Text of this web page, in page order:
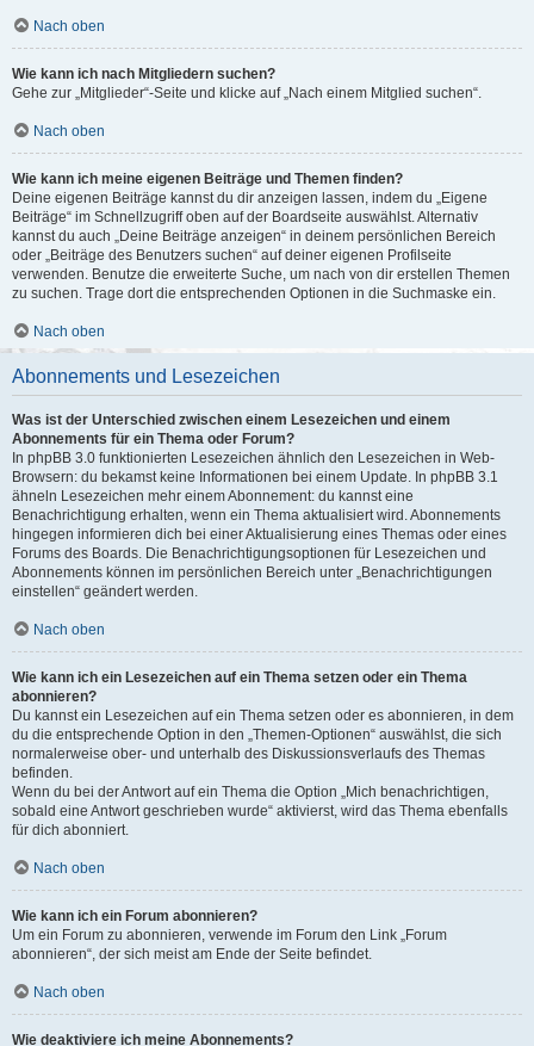
Nach oben
Wie kann ich nach Mitgliedern suchen?
Gehe zur „Mitglieder“-Seite und klicke auf „Nach einem Mitglied suchen“.
Nach oben
Wie kann ich meine eigenen Beiträge und Themen finden?
Deine eigenen Beiträge kannst du dir anzeigen lassen, indem du „Eigene
Beiträge“ im Schnellzugriff oben auf der Boardseite auswählst. Alternativ
kannst du auch „Deine Beiträge anzeigen“ in deinem persönlichen Bereich
oder „Beiträge des Benutzers suchen“ auf deiner eigenen Profilseite
verwenden. Benutze die erweiterte Suche, um nach von dir erstellen Themen
zu suchen. Trage dort die entsprechenden Optionen in die Suchmaske ein.
Nach oben
Abonnements und Lesezeichen
Was ist der Unterschied zwischen einem Lesezeichen und einem
Abonnements für ein Thema oder Forum?
In phpBB 3.0 funktionierten Lesezeichen ähnlich den Lesezeichen in Web-
Browsern: du bekamst keine Informationen bei einem Update. In phpBB 3.1
ähneln Lesezeichen mehr einem Abonnement: du kannst eine
Benachrichtigung erhalten, wenn ein Thema aktualisiert wird. Abonnements
hingegen informieren dich bei einer Aktualisierung eines Themas oder eines
Forums des Boards. Die Benachrichtigungsoptionen für Lesezeichen und
Abonnements können im persönlichen Bereich unter „Benachrichtigungen
einstellen“ geändert werden.
Nach oben
Wie kann ich ein Lesezeichen auf ein Thema setzen oder ein Thema
abonnieren?
Du kannst ein Lesezeichen auf ein Thema setzen oder es abonnieren, in dem
du die entsprechende Option in den „Themen-Optionen“ auswählst, die sich
normalerweise ober- und unterhalb des Diskussionsverlaufs des Themas
befinden.
Wenn du bei der Antwort auf ein Thema die Option „Mich benachrichtigen,
sobald eine Antwort geschrieben wurde“ aktivierst, wird das Thema ebenfalls
für dich abonniert.
Nach oben
Wie kann ich ein Forum abonnieren?
Um ein Forum zu abonnieren, verwende im Forum den Link „Forum
abonnieren“, der sich meist am Ende der Seite befindet.
Nach oben
Wie deaktiviere ich meine Abonnements?